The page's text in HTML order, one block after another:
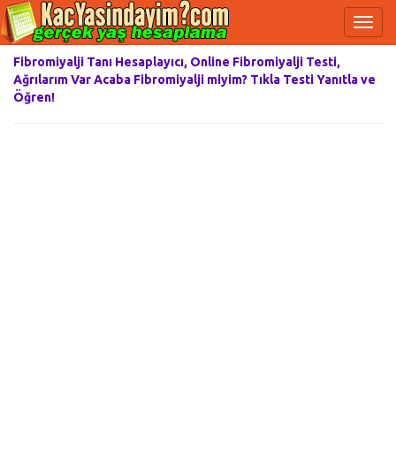
Fibromiyalji Tanı Hesaplayıcı, Online Fibromiyalji Testi,
Ağrılarım Var Acaba Fibromiyalji miyim? Tıkla Testi Yanıtla ve
Öğren!